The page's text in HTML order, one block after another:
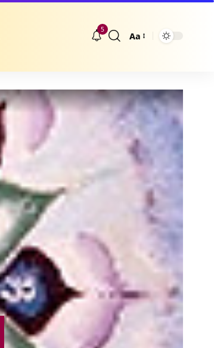
5
Größenänderung
Aa